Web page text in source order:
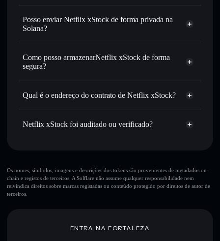
Netflix xStock
Carteira Solflare
Trocar instantaneamente— trocar NFLXX por SOL,
USDC, ou milhares de outros tokens Solana com
melhor preço disponível
Enviar de forma privada— transferir NFLXX sem
associar publicamente as carteiras usando o Agregador de
volume, capitalização de mercado e liquidez de NFLXX
Manter em segurança— guardar NFLXX numa carteira
Posso enviar Netflix xStock de forma privada na
Solana?
Carteira Solflare
Agregador de
Netflix xStock
Como posso armazenarNetflix xStock de forma
segura?
Netflix xStock
Agregador de Privacidade
Qual é o endereço do contrato de Netflix xStock?
Netflix xStock
XsEH7wWfJJu2ZT3UCFeVfALnVA6CP5ur7Ee11KmzVpL
Netflix xStock foi auditado ou verificado?
Os nomes, símbolos, imagens e descrições dos tokens são provenientes de metadados on-
chain e registos de terceiros. A Solflare não assume qualquer responsabilidade nem
reivindica direitos sobre marcas registadas ou conteúdo protegido por direitos de autor de
terceiros.
ENTRA NA FORTALEZA